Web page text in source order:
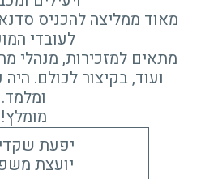
מאוד ממליצה להכניס
לעובדי
מתאים למזכירות, מנהלי
ועוד, בקיצור לכולם.
ומלמד.
מומלץ!
יפעת
יועצת